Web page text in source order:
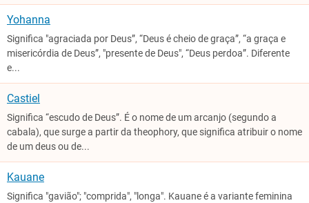
Yohanna
Significa "agraciada por Deus”, “Deus é cheio de graça”, “a graça e
misericórdia de Deus”, "presente de Deus", “Deus perdoa”. Diferente
e...
Castiel
Significa “escudo de Deus”. É o nome de um arcanjo (segundo a
cabala), que surge a partir da theophory, que significa atribuir o nome
de um deus ou de...
Kauane
Significa "gavião"; "comprida", "longa". Kauane é a variante feminina